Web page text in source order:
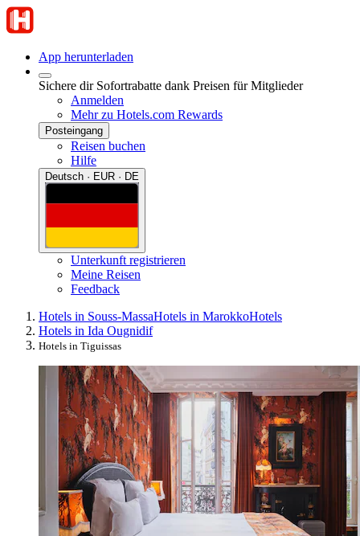
App herunterladen
Sichere dir Sofortrabatte dank Preisen für Mitglieder
Anmelden
Mehr zu Hotels.com Rewards
Posteingang
Reisen buchen
Hilfe
Deutsch · EUR · DE
Unterkunft registrieren
Meine Reisen
Feedback
Hotels in Souss-MassaHotels in MarokkoHotels
Hotels in Ida Ougnidif
Hotels in Tiguissas